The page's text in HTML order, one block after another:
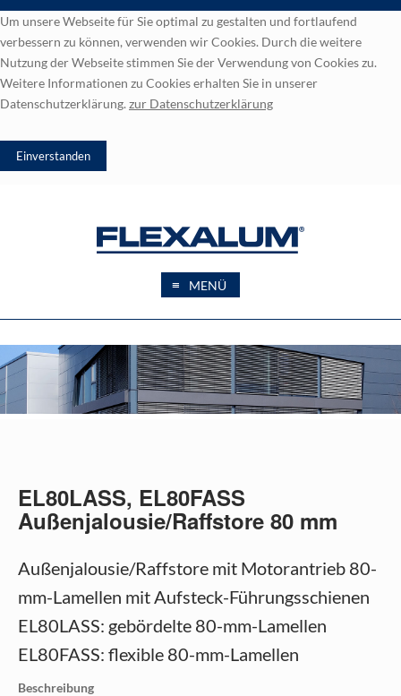
Um unsere Webseite für Sie optimal zu gestalten und fortlaufend
verbessern zu können, verwenden wir Cookies. Durch die weitere
Nutzung der Webseite stimmen Sie der Verwendung von Cookies zu.
Weitere Informationen zu Cookies erhalten Sie in unserer
Datenschutzerklärung. zur Datenschutzerklärung
≡ MENÜ
EL80LASS, EL80FASS
Außenjalousie/Raffstore 80 mm
Außenjalousie/Raffstore mit Motorantrieb 80-
mm-Lamellen mit Aufsteck-Führungsschienen
EL80LASS: gebördelte 80-mm-Lamellen
EL80FASS: flexible 80-mm-Lamellen
Beschreibung